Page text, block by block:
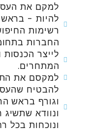
למקם את
להיות -
רשימות
החברות
לייצר
המתחרים.
למקסם את
להבטיח
וגורף בראש
ונוודא
ונוכחות בכל